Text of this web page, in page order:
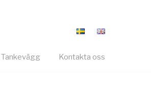
Tankevägg Kontakta oss